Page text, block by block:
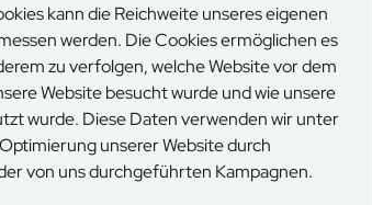
kann die Reichweite unseres eigenen
werden. Die Cookies ermöglichen es
zu verfolgen, welche Website vor dem
Website besucht wurde und wie unsere
wurde. Diese Daten verwenden wir unter
unserer Website durch
von uns durchgeführten Kampagnen.
Hier finden Sie die aktuell gültigen
Informationen:
6€ für PKW und Motorräder
12€ für Wohnmobile und LKW
Fahrräder frei
Beschränkung auf 4t zGG